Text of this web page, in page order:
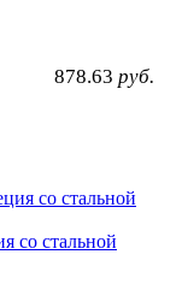
878.63 руб.
со стальной